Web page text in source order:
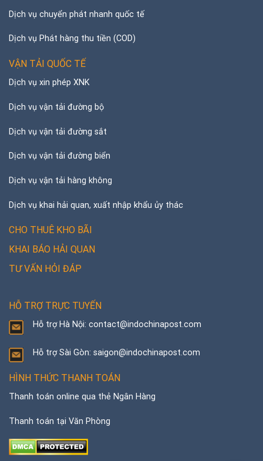
Dịch vụ chuyển phát nhanh quốc tế
Dịch vụ Phát hàng thu tiền (COD)
VẬN TẢI QUỐC TẾ
Dịch vụ xin phép XNK
Dịch vụ vận tải đường bộ
Dịch vụ vận tải đường sắt
Dịch vụ vận tải đường biển
Dịch vụ vận tải hàng không
Dịch vụ khai hải quan, xuất nhập khẩu ủy thác
CHO THUÊ KHO BÃI
KHAI BÁO HẢI QUAN
TƯ VẤN HỎI ĐÁP
HỖ TRỢ TRỰC TUYẾN
Hỗ trợ Hà Nội: contact@indochinapost.com
Hỗ trợ Sài Gòn: saigon@indochinapost.com
HÌNH THỨC THANH TOÁN
Thanh toán online qua thẻ Ngân Hàng
Thanh toán tại Văn Phòng